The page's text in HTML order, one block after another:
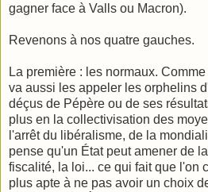
gagner face à Valls ou Macron).
Revenons à nos quatre gauches.
La première : les normaux.
va aussi les appeler les orphelins
déçus de Pépère ou de ses
plus en la collectivisation des
l'arrêt du libéralisme, de la
pense qu'un État peut amener de
fiscalité, la loi... ce qui fait que l'on
plus apte à ne pas avoir un choix